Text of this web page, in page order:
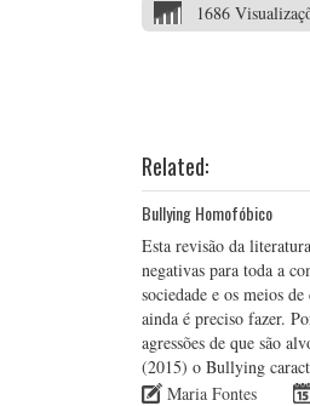
1686
Related:
Bullying Homofóbico
Esta revisão da
negativas para toda a
sociedade e os meios
ainda é preciso fazer.
agressões de que são
(2015) o Bullying
Maria Fontes